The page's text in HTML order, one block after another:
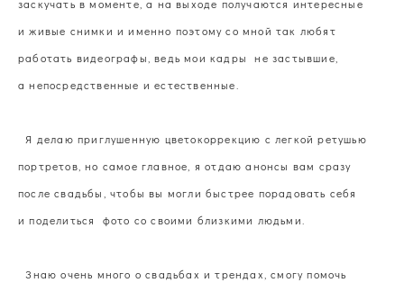
заскучать в моменте, а на выходе получаются интересные
и живые снимки и именно поэтому со мной так любят
работать видеографы, ведь мои кадры не застывшие,
а непосредственные и естественные.
Я делаю приглушенную цветокоррекцию с легкой ретушью
портретов, но самое главное, я отдаю анонсы вам сразу
после свадьбы, чтобы вы могли быстрее порадовать себя
и поделиться фото со своими близкими людьми.
Знаю очень много о свадьбах и трендах, смогу помочь